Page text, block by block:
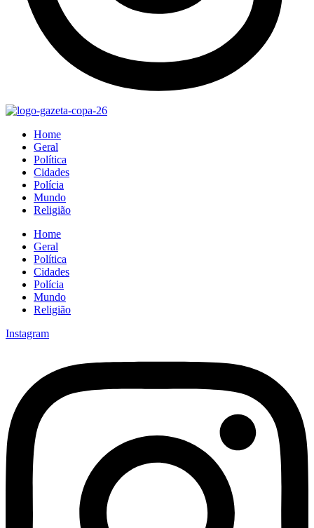
Home
Geral
Política
Cidades
Polícia
Mundo
Religião
Home
Geral
Política
Cidades
Polícia
Mundo
Religião
Instagram